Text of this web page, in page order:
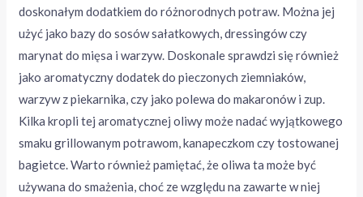
doskonałym dodatkiem do różnorodnych potraw. Można jej
użyć jako bazy do sosów sałatkowych, dressingów czy
marynat do mięsa i warzyw. Doskonale sprawdzi się również
jako aromatyczny dodatek do pieczonych ziemniaków,
warzyw z piekarnika, czy jako polewa do makaronów i zup.
Kilka kropli tej aromatycznej oliwy może nadać wyjątkowego
smaku grillowanym potrawom, kanapeczkom czy tostowanej
bagietce. Warto również pamiętać, że oliwa ta może być
używana do smażenia, choć ze względu na zawarte w niej